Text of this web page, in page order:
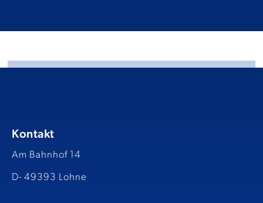
Kontakt
Am Bahnhof 14
D- 49393 Lohne